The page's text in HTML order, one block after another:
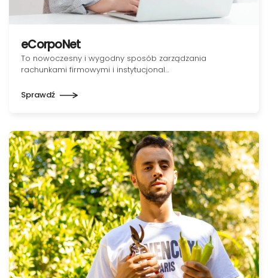
eCorpoNet
To nowoczesny i wygodny sposób zarządzania
rachunkami firmowymi i instytucjonal…
Sprawdź